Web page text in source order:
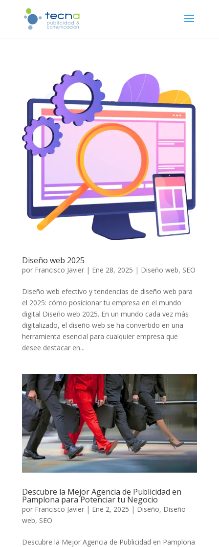
Diseño web 2025
por Francisco Javier| Ene 28, 2025 | Diseño web, SEO
Diseño web efectivo y tendencias de diseño web para
el 2025: cómo posicionar tu empresa en el mundo
digital Diseño web 2025. En un mundo cada vez más
digitalizado, el diseño web se ha convertido en una
herramienta esencial para cualquier empresa que
desee destacar en...
Descubre la Mejor Agencia de Publicidad en
Pamplona para Potenciar tu Negocio
por Francisco Javier| Ene 2, 2025 | Diseño, Diseño
web, SEO
Descubre la Mejor Agencia de Publicidad en Pamplona